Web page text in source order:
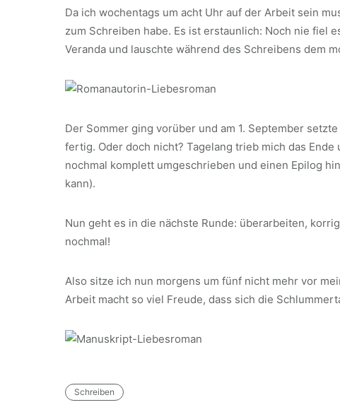
Da ich wochentags um acht Uhr auf der Arbeit sein
zum Schreiben habe. Es ist erstaunlich: Noch nie fiel
Veranda und lauschte während des Schreibens dem
Der Sommer ging vorüber und am 1. September
fertig. Oder doch nicht? Tagelang trieb mich das
nochmal komplett umgeschrieben und einen Epilog
kann).
Nun geht es in die nächste Runde: überarbeiten,
nochmal!
Also sitze ich nun morgens um fünf nicht mehr vor
Arbeit macht so viel Freude, dass sich die
Schreiben